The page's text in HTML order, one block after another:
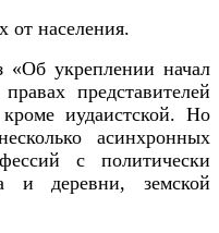
от населения.
«Об укреплении начал
представителей
иудаистской. Но
асинхронных
с политически
и деревни, земской